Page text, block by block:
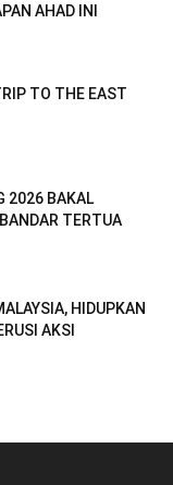
AHAD INI
TO THE EAST
2026 BAKAL
TERTUA
HIDUPKAN
AKSI